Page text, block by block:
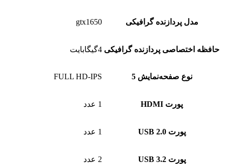
مدل پردازنده گرافیکی gtx1650
حافظه اختصاصی پردازنده گرافیکی 4گیگابایت
نوع صفحه‌نمایش 5 FULL HD-IPS
پورت HDMI 1 عدد
پورت USB 2.0 1 عدد
پورت USB 3.2 2 عدد